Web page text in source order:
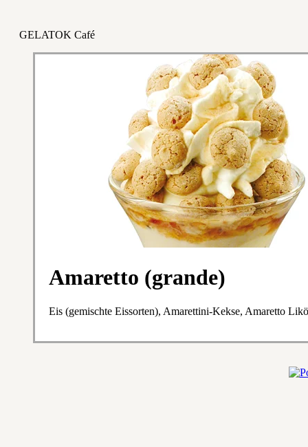
GELATOK Café
Amaretto (grande)
Eis (gemischte Eissorten), Amarettini-Kekse, Amaretto